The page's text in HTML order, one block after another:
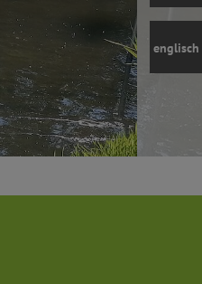
englisch